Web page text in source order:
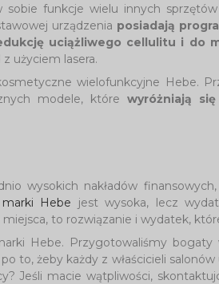
funkcje wielu innych
urządzenia posiadają
uciążliwego cellulitu i do
użyciem lasera.
wielofunkcyjne Hebe.
modele, które wyróżniają się
wysokich nakładów
marki Hebe jest wysoka, lecz
to rozwiązanie i wydatek,
Hebe. Przygotowaliśmy bogaty
to, żeby każdy z właścicieli
Jeśli macie wątpliwości,